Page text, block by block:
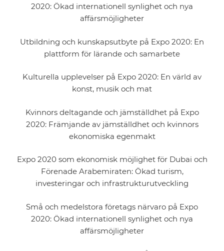
2020: Ökad internationell synlighet och nya
affärsmöjligheter
Utbildning och kunskapsutbyte på Expo 2020: En
plattform för lärande och samarbete
Kulturella upplevelser på Expo 2020: En värld av
konst, musik och mat
Kvinnors deltagande och jämställdhet på Expo
2020: Främjande av jämställdhet och kvinnors
ekonomiska egenmakt
Expo 2020 som ekonomisk möjlighet för Dubai och
Förenade Arabemiraten: Ökad turism,
investeringar och infrastrukturutveckling
Små och medelstora företags närvaro på Expo
2020: Ökad internationell synlighet och nya
affärsmöjligheter